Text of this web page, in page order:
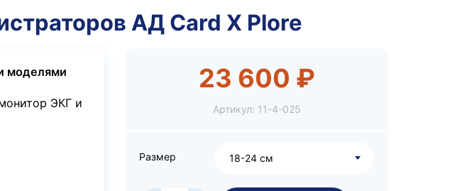
АД Card X Plore
моделями
ЭКГ и
23 600 ₽
Артикул: 11-4-025
Размер 18-24 см